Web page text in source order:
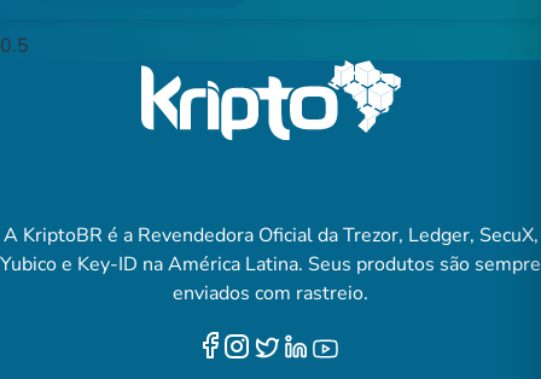
A KriptoBR é a Revendedora Oficial da Trezor, Ledger, SecuX,
Yubico e Key-ID na América Latina. Seus produtos são sempre
enviados com rastreio.